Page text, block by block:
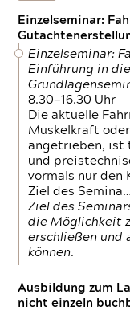
Einzelseminar:
Einzelseminar:
Einführung in
8.30—16.30 Uhr
Die aktuelle
Muskelkraft
angetrieben, ist
und
vormals nur den
Ziel des Semina…
Ziel des
die Möglichkeit
erschließen und
können.
Ausbildung zum
nicht einzeln